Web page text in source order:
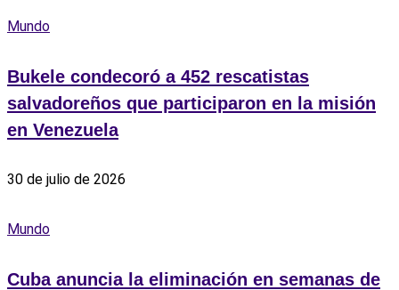
Mundo
Bukele condecoró a 452 rescatistas
salvadoreños que participaron en la misión
en Venezuela
30 de julio de 2026
Mundo
Cuba anuncia la eliminación en semanas de